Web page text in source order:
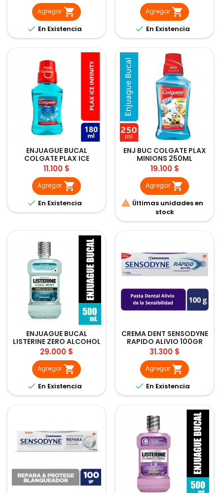
Agregar 
 En Existencia
Agregar 
 En Existencia
ENJUAGUE BUCAL
COLGATE PLAX ICE
INFINITY 180 ML
Precio
11.100 $
Agregar 
 En Existencia
ENJ BUC COLGATE PLAX
MINIONS 250ML
Precio
19.100 $
Agregar 
 Últimas unidades en
stock
ENJUAGUE BUCAL
LISTERINE ZERO ALCOHOL
500ML
Precio
29.000 $
Agregar 
 En Existencia
CREMA DENT SENSODYNE
RAPIDO ALIVIO 100GR
Precio
31.300 $
Agregar 
 En Existencia